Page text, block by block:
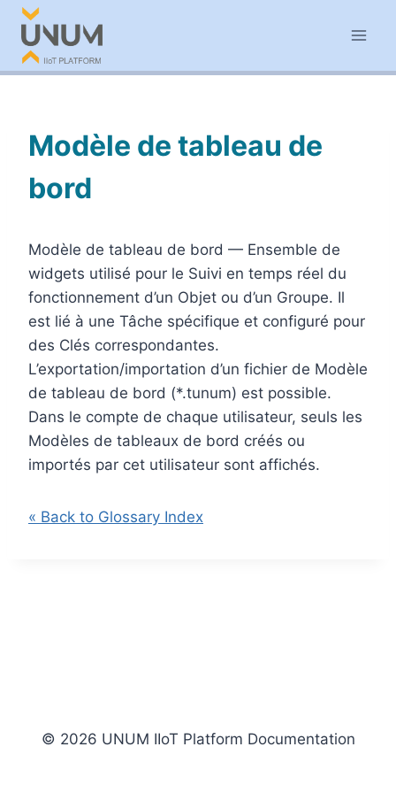
Aller
contenu
Modèle de tableau de
bord
Modèle de tableau de bord — Ensemble de
widgets utilisé pour le Suivi en temps réel du
fonctionnement d’un Objet ou d’un Groupe. Il
est lié à une Tâche spécifique et configuré pour
des Clés correspondantes.
L’exportation/importation d’un fichier de Modèle
de tableau de bord (*.tunum) est possible.
Dans le compte de chaque utilisateur, seuls les
Modèles de tableaux de bord créés ou
importés par cet utilisateur sont affichés.
« Back to Glossary Index
© 2026 UNUM IIoT Platform Documentation